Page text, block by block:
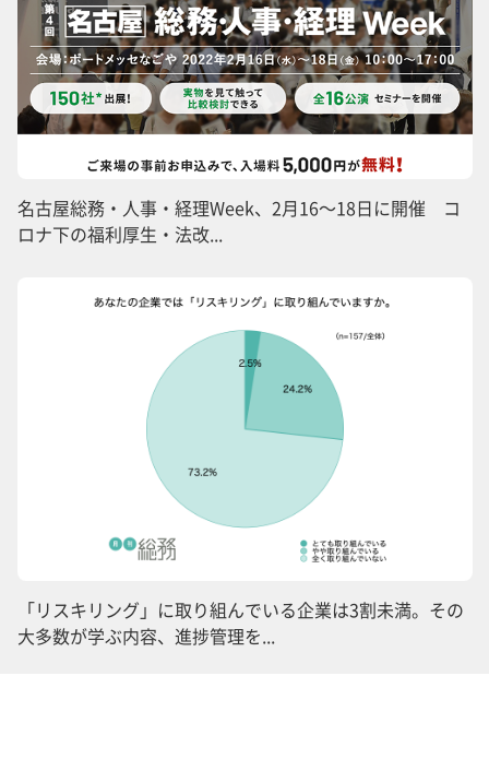
名古屋総務・人事・経理Week、2月16～18日に開催 コ
ロナ下の福利厚生・法改...
「リスキリング」に取り組んでいる企業は3割未満。その
大多数が学ぶ内容、進捗管理を...